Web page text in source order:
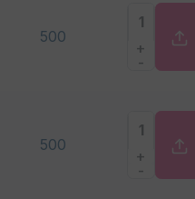
500
+
-
500
+
-